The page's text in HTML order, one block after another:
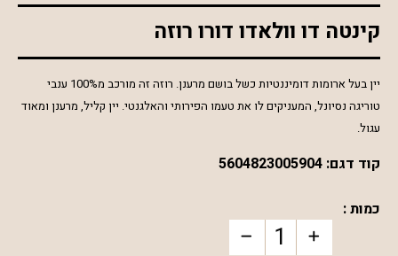
קינטה דו וולאדו דורו רוזה
יין בעל ארומות דומיננטיות כשל בושם מרענן. רוזה זה מורכב מ100% ענבי
טוריגה נסיונל, המעניקים לו את טעמו הפירותי והאלגנטי. יין קליל, מרענן ומאוד
עגול.
קוד דגם: 5604823005904
כמות :